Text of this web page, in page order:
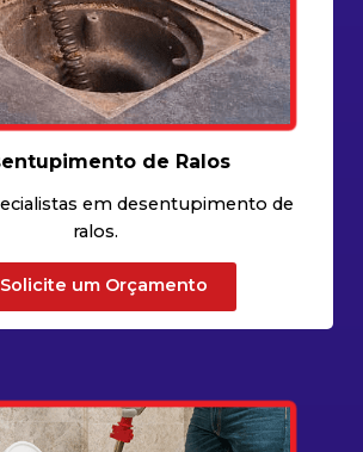
de Ralos
em desentupimento de
ralos.
Solicite um Orçamento